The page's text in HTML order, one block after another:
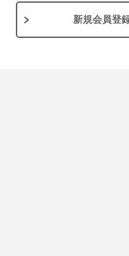
新規会員登